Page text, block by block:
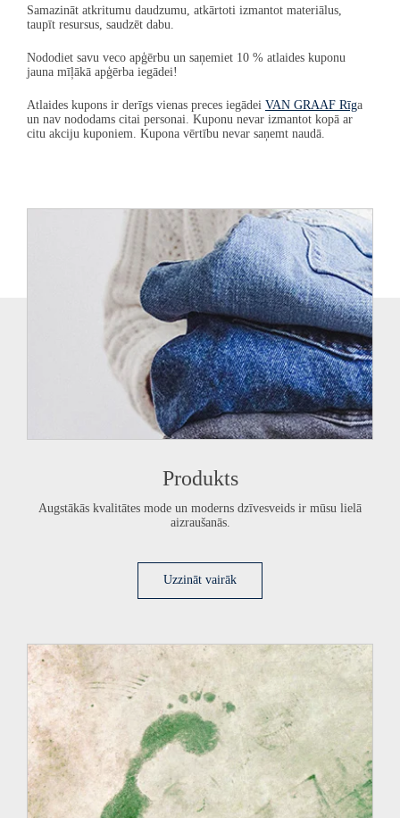
Samazināt atkritumu daudzumu, atkārtoti izmantot materiālus,
taupīt resursus, saudzēt dabu.
Nododiet savu veco apģērbu un saņemiet 10 % atlaides kuponu
jauna mīļākā apģērba iegādei!
Atlaides kupons ir derīgs vienas preces iegādei VAN GRAAF Rīga
un nav nododams citai personai. Kuponu nevar izmantot kopā ar
citu akciju kuponiem. Kupona vērtību nevar saņemt naudā.
Produkts
Augstākās kvalitātes mode un moderns dzīvesveids ir mūsu lielā
aizraušanās.
Uzzināt vairāk